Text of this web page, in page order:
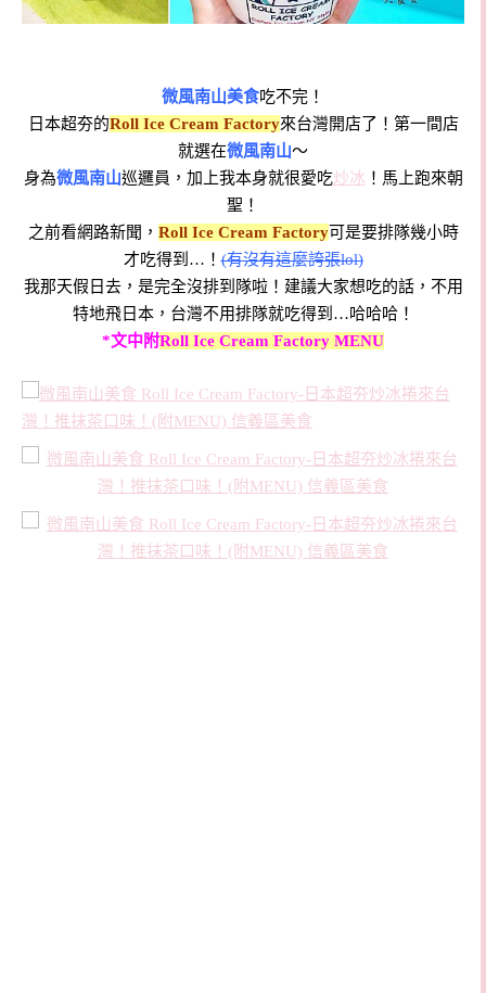
微風南山美食吃不完！
日本超夯的Roll Ice Cream Factory來台灣開店了！第一間店
就選在微風南山～
身為微風南山巡邏員，加上我本身就很愛吃炒冰 ！馬上跑來朝
聖！
之前看網路新聞， Roll Ice Cream Factory可是要排隊幾小時
才吃得到…！(有沒有這麼誇張lol)
我那天假日去，是完全沒排到隊啦！建議大家想吃的話，不用
特地飛日本，台灣不用排隊就吃得到…哈哈哈！
*文中附Roll Ice Cream Factory MENU